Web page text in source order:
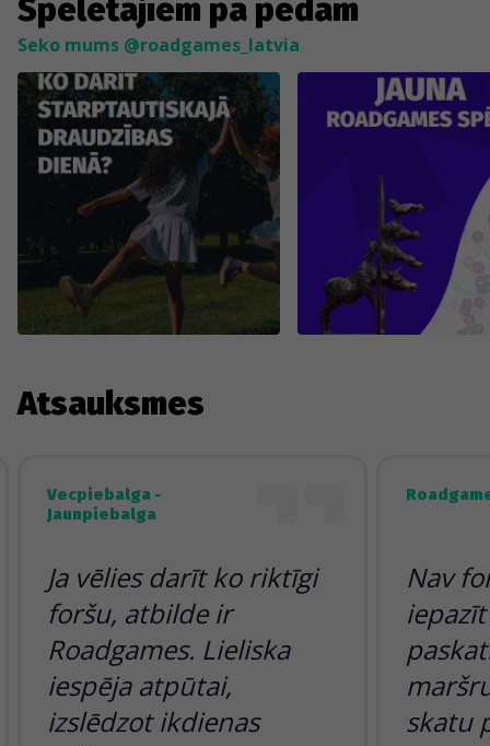
Spēlētājiem pa pēdām
Seko mums @roadgames_latvia
Atsauksmes
Vecpiebalga -
Jaunpiebalga
Ja vēlies darīt ko riktīgi
foršu, atbilde ir
Roadgames. Lieliska
iespēja atpūtai,
izslēdzot ikdienas
Nav
skatu